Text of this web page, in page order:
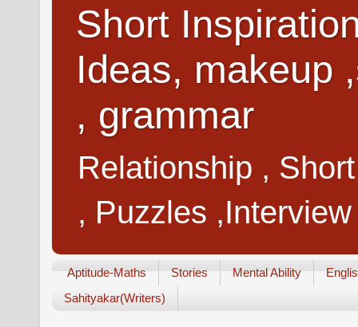
Short
Ideas, makeup
, grammar
Relationship ,
, Puzzles
Aptitude-Maths Stories Mental Ability
Sahityakar(Writers)